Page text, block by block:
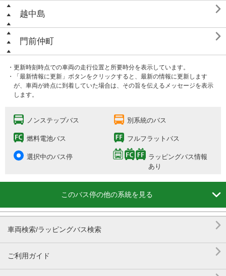
越中島 
門前仲町 
・更新時刻時点での車両の走行位置と所要時分を表示しています。
・「最新情報に更新」ボタンをクリックすると、最新の情報に更新します
が、車両が終点に到着していた場合は、その旨を伝えるメッセージを表示
します。
ノンステップバス 別系統のバス
燃料電池バス フルフラットバス
選択中のバス停
ラッピングバス情報
あり
このバス停の他の系統を見る 
車両検索/ラッピングバス検索 
ご利用ガイド
